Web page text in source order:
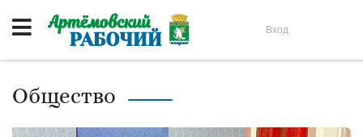
Вход
Общество